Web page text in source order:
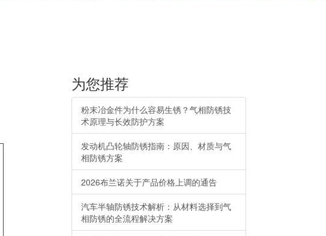
为您推荐
粉末冶金件为什么容易生锈？气相防锈技
术原理与长效防护方案
发动机凸轮轴防锈指南：原因、材质与气
相防锈方案
2026布兰诺关于产品价格上调的通告
汽车半轴防锈技术解析：从材料选择到气
相防锈的全流程解决方案